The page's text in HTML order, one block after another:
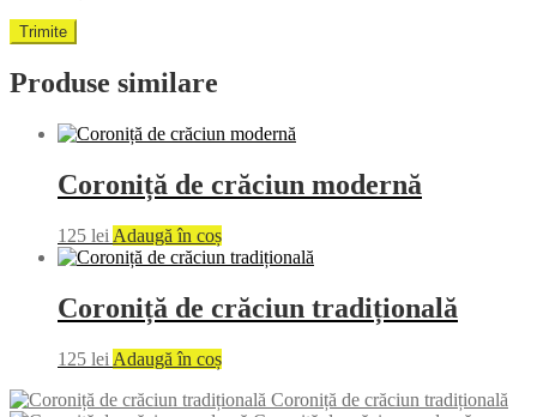
Produse similare
Coroniță de crăciun modernă
125 lei Adaugă în coș
Coroniță de crăciun tradițională
125 lei Adaugă în coș
Coroniță de crăciun tradițională